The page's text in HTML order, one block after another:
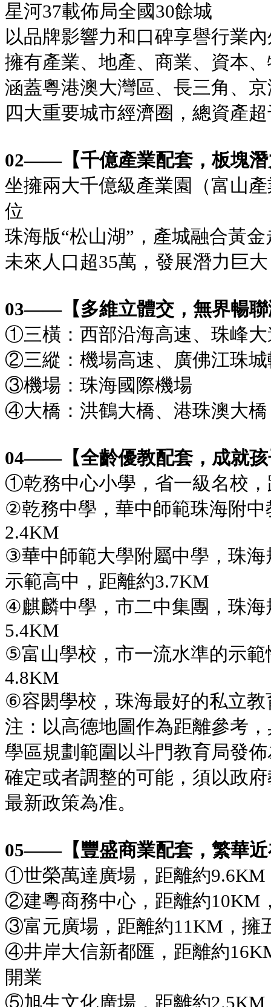
星河37載佈局全國30餘城
以品牌影響力和口碑享譽行業
擁有產業、地產、商業、資本
涵蓋粵港澳大灣區、長三角、
四大重要城市經濟圈，總資產
02——【千億產業配套，板塊潛
坐擁兩大千億級產業園（富山
位
珠海版“松山湖”，產城融合黃金
未來人口超35萬，發展潛力巨大
03——【多維立體交，無界暢聯
①三橫：西部沿海高速、珠峰
②三縱：機場高速、廣佛江珠
③機場：珠海國際機場
④大橋：洪鶴大橋、港珠澳大橋
04——【全齡優教配套，成就孩
①乾務中心小學，省一級名校
②乾務中學，華中師範珠海附
2.4KM
③華中師範大學附屬中學，珠
示範高中，距離約3.7KM
④麒麟中學，市二中集團，珠
5.4KM
⑤富山學校，市一流水準的示
4.8KM
⑥容閎學校，珠海最好的私立
注：以高德地圖作為距離參考
學區規劃範圍以斗門教育局發
確定或者調整的可能，須以政
最新政策為准。
05——【豐盛商業配套，繁華近
①世榮萬達廣場，距離約9.6KM
②建粵商務中心，距離約10KM
③富元廣場，距離約11KM，擁
④井岸大信新都匯，距離約
開業
⑤旭生文化廣場，距離約2.5KM